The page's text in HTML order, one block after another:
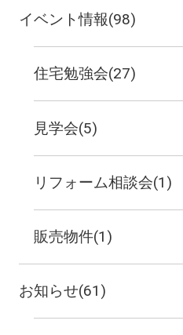
イベント情報(98)
住宅勉強会(27)
見学会(5)
リフォーム相談会(1)
販売物件(1)
お知らせ(61)